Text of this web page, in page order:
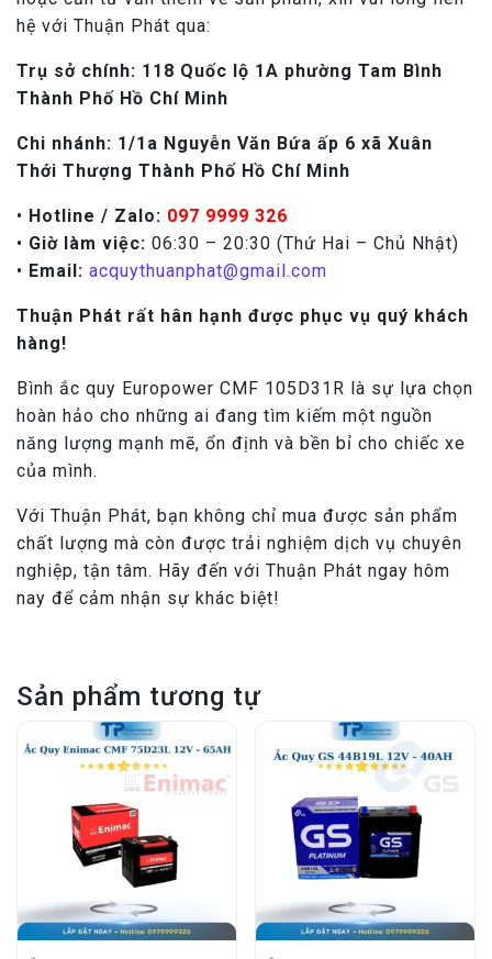
hệ với Thuận Phát qua:
Trụ sở chính: 118 Quốc l ộ 1A phường Tam Bình
Thành Phố H ồ Chí Minh
Chi nhánh: 1/1a Nguyễn Văn Bứa ấp 6 xã Xuân
Thới Thượng Thành Phố H ồ Chí Minh
• Hotline / Zalo: 097 9999 326
• Giờ làm việc: 06:30 – 20:30 (Thứ Hai – Chủ Nhật)
• Email: acquythuanphat@gmail.com
Thuận Phát rất hân hạnh được phục vụ quý khách
hàng!
Bình ắc quy Europower CMF 105D31R là sự lựa chọn
hoàn hảo cho những ai đang tìm kiếm một nguồn
năng lượng mạnh mẽ, ổn định và bền bỉ cho chiếc xe
của mình.
Với Thuận Phát, bạn không chỉ mua được sản phẩm
chất lượng mà còn được trải nghiệm dịch vụ chuyên
nghiệp, tận tâm. Hãy đến với Thuận Phát ngay hôm
nay để cảm nhận sự khác biệt!
Sản phẩm tương tự